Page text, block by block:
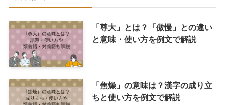
「尊大」とは？「傲慢」との違い
と意味・使い方を例文で解説
「焦燥」の意味は？漢字の成り立
ちと使い方を例文で解説